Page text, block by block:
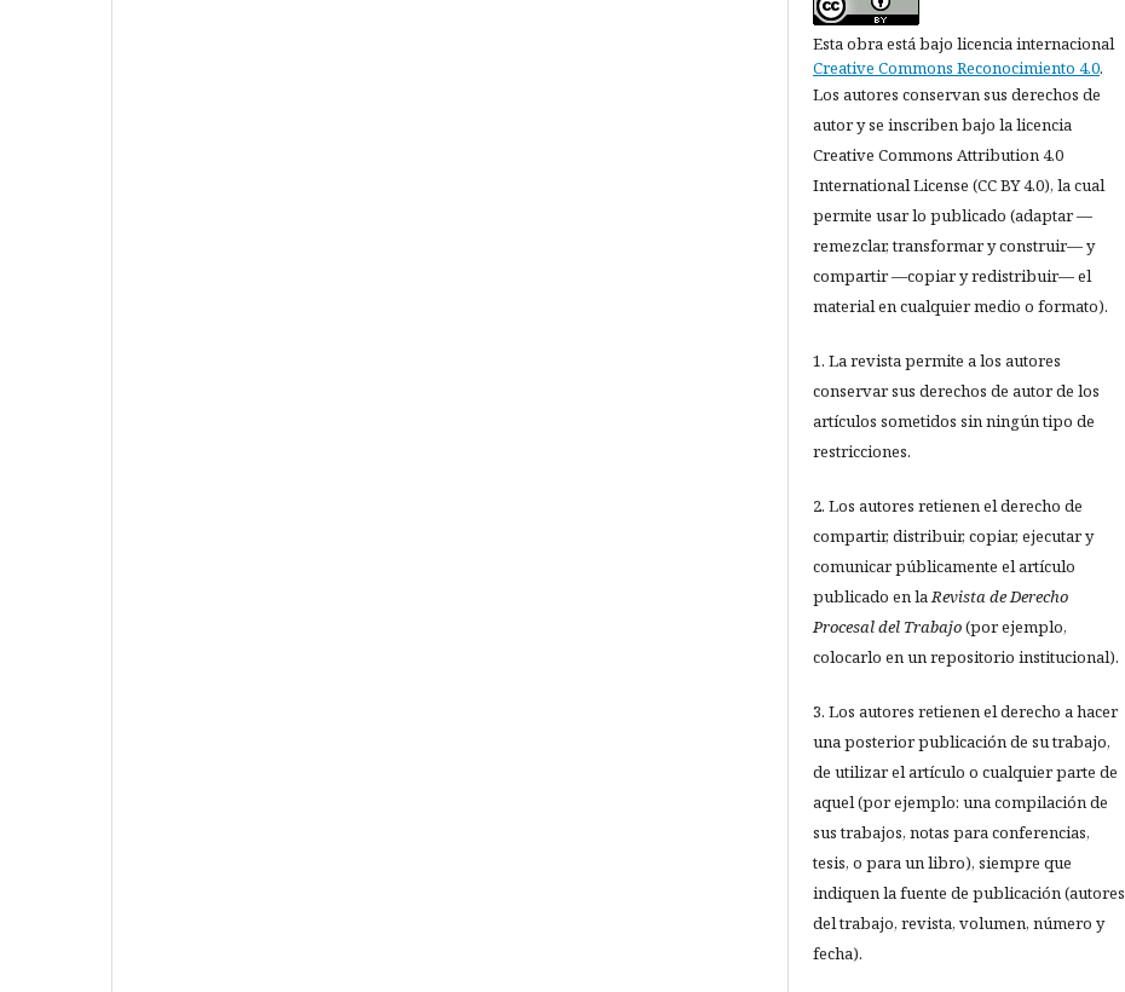
Esta obra está bajo licencia internacional
Creative Commons Reconocimiento 4.0.
Los autores conservan sus derechos de
autor y se inscriben bajo la licencia
Creative Commons Attribution 4.0
International License (CC BY 4.0), la cual
permite usar lo publicado (adaptar —
remezclar, transformar y construir— y
compartir —copiar y redistribuir— el
material en cualquier medio o formato).
1. La revista permite a los autores
conservar sus derechos de autor de los
artículos sometidos sin ningún tipo de
restricciones.
2. Los autores retienen el derecho de
compartir, distribuir, copiar, ejecutar y
comunicar públicamente el artículo
publicado en laRevista de Derecho
Procesal del Trabajo(por ejemplo,
colocarlo en un repositorio institucional).
3. Los autores retienen el derecho a hacer
una posterior publicación de su trabajo,
de utilizar el artículo o cualquier parte de
aquel (por ejemplo: una compilación de
sus trabajos, notas para conferencias,
tesis, o para un libro), siempre que
indiquen la fuente de publicación (autores
del trabajo, revista, volumen, número y
fecha).